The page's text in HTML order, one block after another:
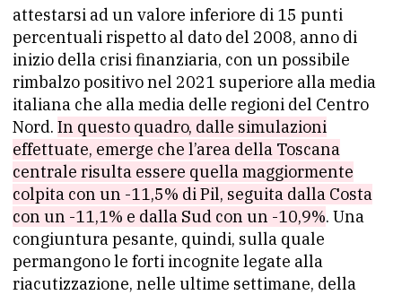
attestarsi ad un valore inferiore di 15 punti
percentuali rispetto al dato del 2008, anno di
inizio della crisi finanziaria, con un possibile
rimbalzo positivo nel 2021 superiore alla media
italiana che alla media delle regioni del Centro
Nord. In questo quadro, dalle simulazioni
effettuate, emerge che l’area della Toscana
centrale risulta essere quella maggiormente
colpita con un -11,5% di Pil, seguita dalla Costa
con un -11,1% e dalla Sud con un -10,9%. Una
congiuntura pesante, quindi, sulla quale
permangono le forti incognite legate alla
riacutizzazione, nelle ultime settimane, della